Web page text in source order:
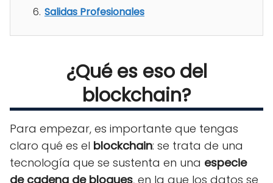
Salidas Profesionales
¿Qué es eso del
blockchain?
Para empezar, es importante que tengas
claro qué es el blockchain: se trata de una
tecnología que se sustenta en una especie
de cadena de bloques, en la que los datos se